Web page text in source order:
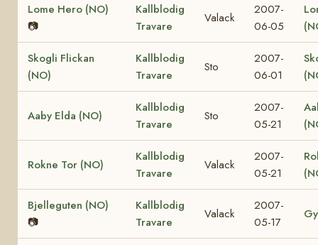
Lome Hero (NO)
📷
Kallblodig
Travare
Valack
2007-
06-05
Skogli Flickan
(NO)
Kallblodig
Travare
Sto
2007-
06-01
Aaby Elda (NO)
Kallblodig
Travare
Sto
2007-
05-21
Rokne Tor (NO)
Kallblodig
Travare
Valack
2007-
05-21
Bjelleguten (NO)
📷
Kallblodig
Travare
Valack
2007-
05-17